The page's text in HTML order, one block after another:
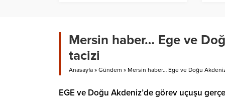
Mersin haber… Ege ve
tacizi
Anasayfa » Gündem » Mersin haber… Ege ve Doğu
EGE ve Doğu Akdeniz’de görev uçuşu